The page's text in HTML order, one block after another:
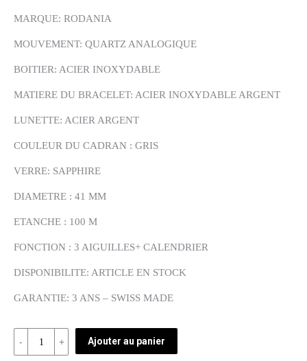
MARQUE: RODANIA
MOUVEMENT: QUARTZ ANALOGIQUE
BOITIER: ACIER INOXYDABLE
MATIERE DU BRACELET: ACIER INOXYDABLE ARGENT
LUNETTE: ACIER ARGENT
COULEUR DU CADRAN : GRIS
VERRE: SAPPHIRE
DIAMETRE : 41 MM
ETANCHE : 100 M
FONCTION : 3 AIGUILLES+ CALENDRIER
DISPONIBILITE: ARTICLE EN STOCK
GARANTIE: 3 ANS – SWISS MADE
Quantité
REF:
Ajouter au panier